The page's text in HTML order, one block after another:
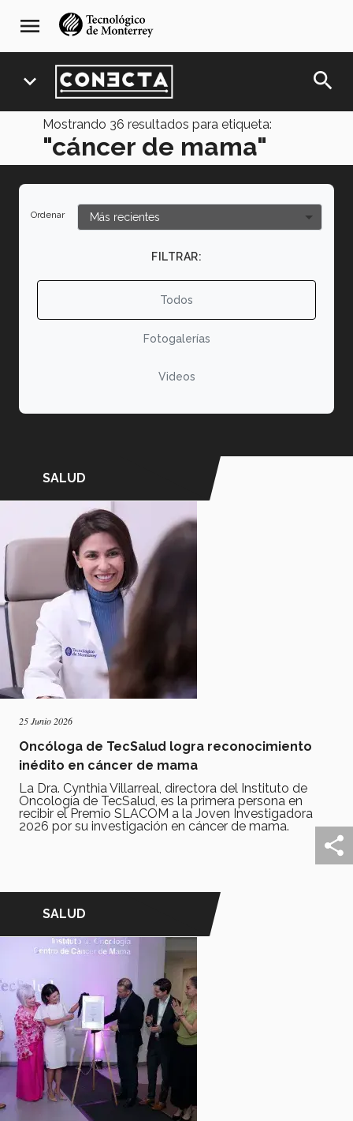
navegación
principal
menu
expand_more search
Mostrando 36 resultados para etiqueta:
"cáncer de mama"
Ordenar
FILTRAR:
Todos
Fotogalerías
Videos
SALUD
25 Junio 2026
Oncóloga de TecSalud logra reconocimiento
inédito en cáncer de mama
La Dra. Cynthia Villarreal, directora del Instituto de
Oncología de TecSalud, es la primera persona en
recibir el Premio SLACOM a la Joven Investigadora
2026 por su investigación en cáncer de mama.
SALUD